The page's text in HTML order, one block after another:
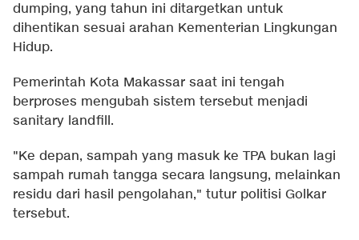
dumping, yang tahun ini ditargetkan untuk
dihentikan sesuai arahan Kementerian Lingkungan
Hidup.
Pemerintah Kota Makassar saat ini tengah
berproses mengubah sistem tersebut menjadi
sanitary landfill.
"Ke depan, sampah yang masuk ke TPA bukan lagi
sampah rumah tangga secara langsung, melainkan
residu dari hasil pengolahan," tutur politisi Golkar
tersebut.